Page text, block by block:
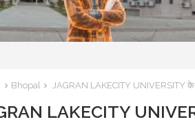
Bhopal JAGRAN LAKECITY UNIVERSITY के
LAKECITY